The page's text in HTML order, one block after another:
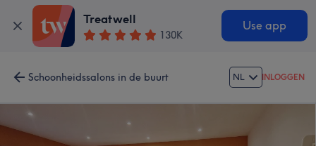
Treatwell
130K
Use app
Schoonheidssalons in de buurt NL INLOGGEN